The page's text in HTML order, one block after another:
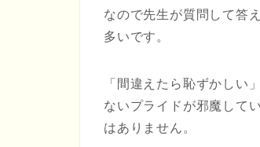
なので先生が質問して答
多いです。
「間違えたら恥ずかしい
ないプライドが邪魔して
はありません。